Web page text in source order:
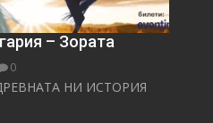
– Зората
0
НИ ИСТОРИЯ